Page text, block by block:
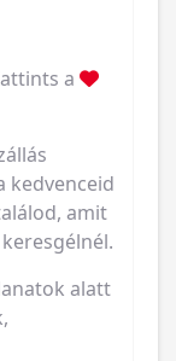
a
kedvenceid
amit
alatt